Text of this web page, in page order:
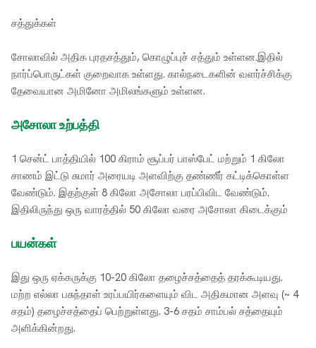
சத்துக்கள்
சோலாவில் அதிக புரதசத்தும், கொழுப்புச் சத்தும் உள்ளன.இதில்
நார்ப்பொருட்கள் குறைவாக உள்ளது. கால்நடைகளின் வளர்ச்சிக்கு
தேவையான அமினோ அமிலங்களும் உள்ளன.
அசோலா உற்பத்தி
1 சென்ட் பாத்தியில் 100 கிராம் சூப்பர் பாஸ்பேட் மற்றும் 1 கிலோ
சாணம் இட்டு சுமார் அரையடி அளவிற்கு தண்ணீர் கட்டிக்கொள்ள
வேண்டும். இதற்குள் 8 கிலோ அசோலா பரப்பிவிட வேண்டும்.
இதிலிருந்து ஒரு வாரத்தில் 50 கிலோ வரை அசோலா கிடைக்கும்
பயன்கள்
இது ஒரு ஏக்கருக்கு 10-20 கிலோ தழைச்சத்தைத் தரக்கூடியது.
மற்ற எல்லா பசுந்தாள் உரப்பயிர்களையும் விட அதிகமான அளவு (~ 4
சதம்) தழைச்சத்தைப் பெற்றுள்ளது. 3-6 சதம் சாம்பல் சத்தையும்
அளிக்கின்றது.